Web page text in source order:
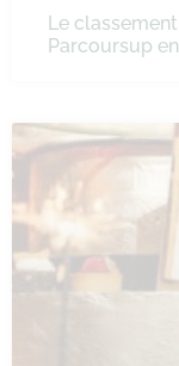
Le
Parcoursup